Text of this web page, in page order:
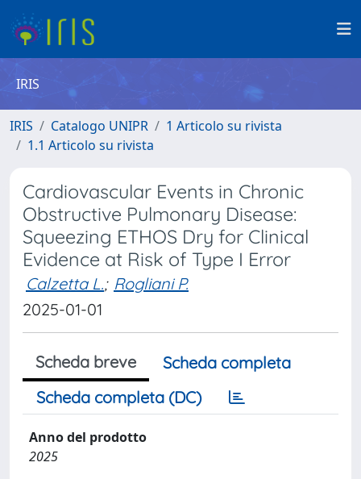
IRIS
IRIS Catalogo UNIPR
1 Articolo su rivista
1.1 Articolo su rivista
Cardiovascular Events in Chronic
Obstructive Pulmonary Disease:
Squeezing ETHOS Dry for Clinical
Evidence at Risk of Type I Error
Calzetta L.; Rogliani P.
2025-01-01
Scheda breve
Scheda completa
Scheda completa (DC)
Anno del prodotto
2025